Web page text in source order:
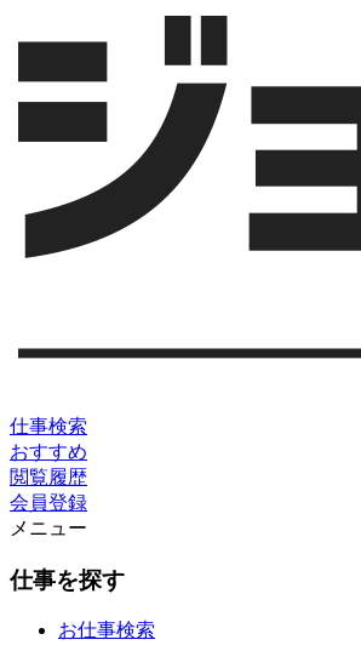
仕事検索
おすすめ
閲覧履歴
会員登録
メニュー
仕事を探す
お仕事検索